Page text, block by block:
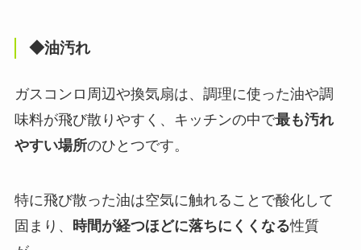
◆油汚れ
ガスコンロ周辺や換気扇は、調理に使った油や調
味料が飛び散りやすく、キッチンの中で最も汚れ
やすい場所のひとつです。
特に飛び散った油は空気に触れることで酸化して
固まり、 時間が経つほどに落ちにくくなる性質